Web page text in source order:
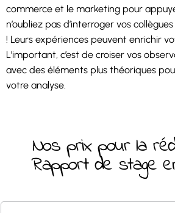
commerce et le marketing pour
n’oubliez pas d’interroger vos
! Leurs expériences peuvent enrichir
L’important, c’est de croiser vos
avec des éléments plus théoriques
votre analyse.
Nos prix pour la
Rapport de stage